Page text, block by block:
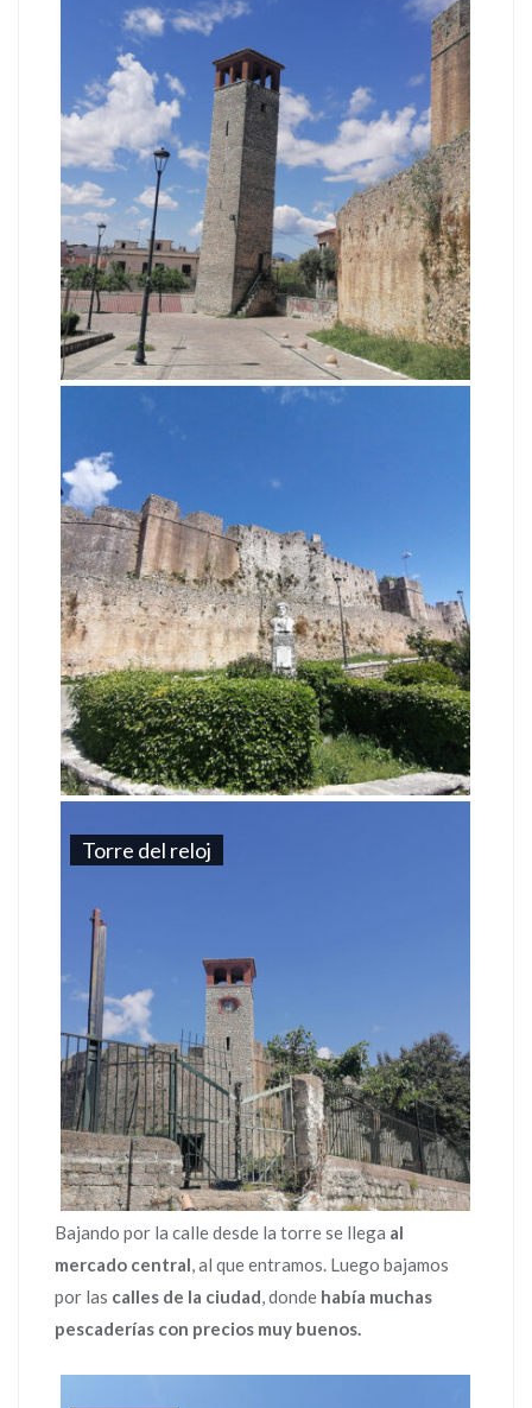
Torre del reloj
Bajando por la calle desde la torre se llega al
mercado central, al que entramos. Luego bajamos
por las calles de la ciudad, donde había muchas
pescaderías con precios muy buenos.